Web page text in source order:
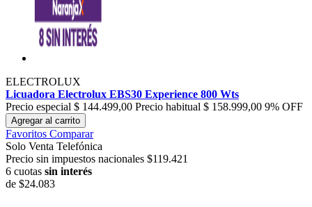
ELECTROLUX
Licuadora Electrolux EBS30 Experience 800 Wts
Precio especial $ 144.499,00 Precio habitual $ 158.999,00 9% OFF
Agregar al carrito
Favoritos Comparar
Solo Venta Telefónica
Precio sin impuestos nacionales $119.421
6 cuotas sin interés
de $24.083